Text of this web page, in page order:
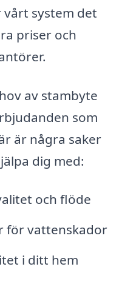
system det
priser och
av stambyte
som
är några saker
dig med:
och flöde
för vattenskador
i ditt hem